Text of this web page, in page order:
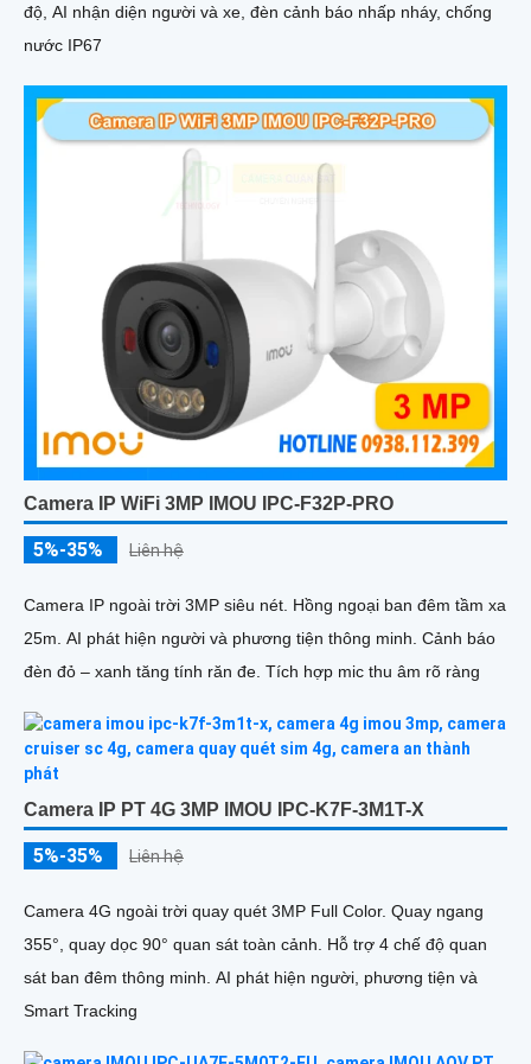
độ, AI nhận diện người và xe, đèn cảnh báo nhấp nháy, chống
nước IP67
Camera IP WiFi 3MP IMOU IPC-F32P-PRO
5%-35% Liên hệ
Camera IP ngoài trời 3MP siêu nét. Hồng ngoại ban đêm tầm xa
25m. AI phát hiện người và phương tiện thông minh. Cảnh báo
đèn đỏ – xanh tăng tính răn đe. Tích hợp mic thu âm rõ ràng
Camera IP PT 4G 3MP IMOU IPC-K7F-3M1T-X
5%-35% Liên hệ
Camera 4G ngoài trời quay quét 3MP Full Color. Quay ngang
355°, quay dọc 90° quan sát toàn cảnh. Hỗ trợ 4 chế độ quan
sát ban đêm thông minh. AI phát hiện người, phương tiện và
Smart Tracking